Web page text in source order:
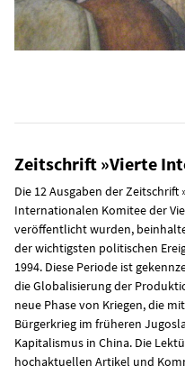
Zeitschrift »Vierte
Die 12 Ausgaben der
Internationalen Komitee der
veröffentlicht wurden,
der wichtigsten politischen
1994. Diese Periode ist
die Globalisierung der
neue Phase von Kriegen, die
Bürgerkrieg im früheren
Kapitalismus in China. Die
hochaktuellen Artikel und